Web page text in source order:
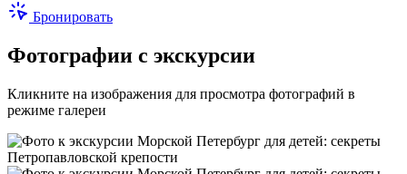
Бронировать
Фотографии с экскурсии
Кликните на изображения для просмотра фотографий в
режиме галереи